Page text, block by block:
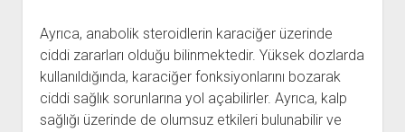
Ayrıca, anabolik steroidlerin karaciğer üzerinde
ciddi zararları olduğu bilinmektedir. Yüksek dozlarda
kullanıldığında, karaciğer fonksiyonlarını bozarak
ciddi sağlık sorunlarına yol açabilirler. Ayrıca, kalp
sağlığı üzerinde de olumsuz etkileri bulunabilir ve